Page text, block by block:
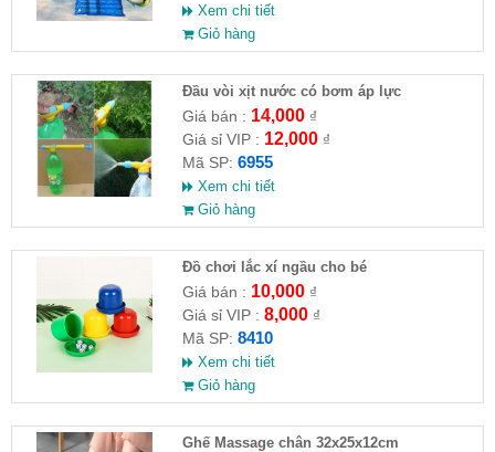
Xem chi tiết
Giỏ hàng
Đầu vòi xịt nước có bơm áp lực
Giá bán : 14,000₫
Giá sỉ VIP : 12,000₫
Mã SP: 6955
Xem chi tiết
Giỏ hàng
Đồ chơi lắc xí ngầu cho bé
Giá bán : 10,000₫
Giá sỉ VIP : 8,000₫
Mã SP: 8410
Xem chi tiết
Giỏ hàng
Ghế Massage chân 32x25x12cm